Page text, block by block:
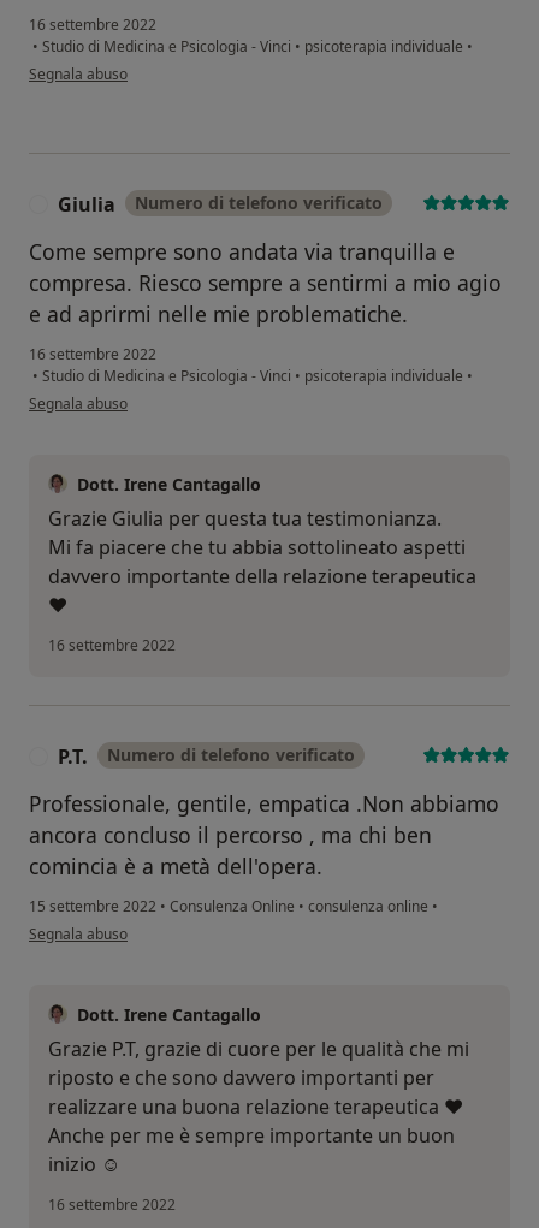
16 settembre 2022
• Studio di Medicina e Psicologia - Vinci • psicoterapia individuale •
secondo l'opinione dell'utente Dennis
Segnala abuso
Giulia Numero di telefono verificato
Come sempre sono andata via tranquilla e
compresa. Riesco sempre a sentirmi a mio agio
e ad aprirmi nelle mie problematiche.
16 settembre 2022
• Studio di Medicina e Psicologia - Vinci • psicoterapia individuale •
secondo l'opinione dell'utente Giulia
Segnala abuso
Dott. Irene Cantagallo
Grazie Giulia per questa tua testimonianza.
Mi fa piacere che tu abbia sottolineato aspetti
davvero importante della relazione terapeutica
❤️
16 settembre 2022
P.T. Numero di telefono verificato
Professionale, gentile, empatica .Non abbiamo
ancora concluso il percorso , ma chi ben
comincia è a metà dell'opera.
15 settembre 2022 • Consulenza Online • consulenza online •
secondo l'opinione dell'utente P.T.
Segnala abuso
Dott. Irene Cantagallo
Grazie P.T, grazie di cuore per le qualità che mi
riposto e che sono davvero importanti per
realizzare una buona relazione terapeutica ❤️
Anche per me è sempre importante un buon
inizio ☺️
16 settembre 2022